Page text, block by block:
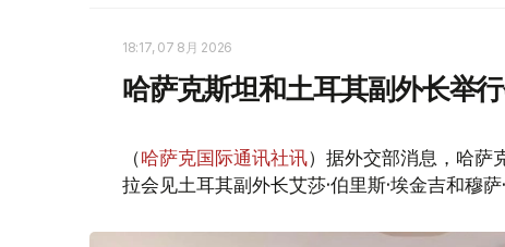
18:17, 07 8月 2026
哈萨克斯坦和土耳其副外长举
（哈萨克国际通讯社讯）据外交部消息，哈萨
拉会见土耳其副外长艾莎·伯里斯·埃金吉和穆萨